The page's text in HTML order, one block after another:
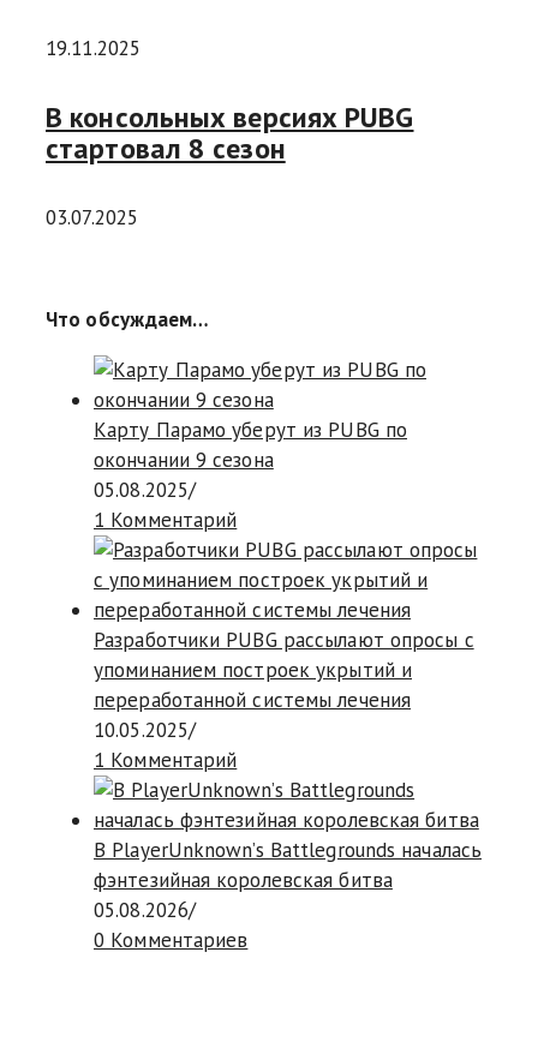
19.11.2025
В консольных версиях PUBG
стартовал 8 сезон
03.07.2025
Что обсуждаем…
Карту Парамо уберут из PUBG по
окончании 9 сезона
05.08.2025/
1 Комментарий
Разработчики PUBG рассылают опросы с
упоминанием построек укрытий и
переработанной системы лечения
10.05.2025/
1 Комментарий
В PlayerUnknown’s Battlegrounds началась
фэнтезийная королевская битва
05.08.2026/
0 Комментариев